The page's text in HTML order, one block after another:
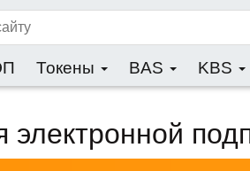
Токены BAS KBS